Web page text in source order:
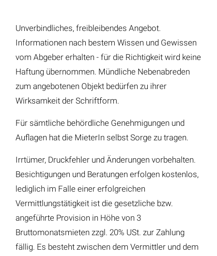
Unverbindliches, freibleibendes Angebot.
Informationen nach bestem Wissen und Gewissen
vom Abgeber erhalten - für die Richtigkeit wird keine
Haftung übernommen. Mündliche Nebenabreden
zum angebotenen Objekt bedürfen zu ihrer
Wirksamkeit der Schriftform.
Für sämtliche behördliche Genehmigungen und
Auflagen hat die MieterIn selbst Sorge zu tragen.
Irrtümer, Druckfehler und Änderungen vorbehalten.
Besichtigungen und Beratungen erfolgen kostenlos,
lediglich im Falle einer erfolgreichen
Vermittlungstätigkeit ist die gesetzliche bzw.
angeführte Provision in Höhe von 3
Bruttomonatsmieten zzgl. 20% USt. zur Zahlung
fällig. Es besteht zwischen dem Vermittler und dem